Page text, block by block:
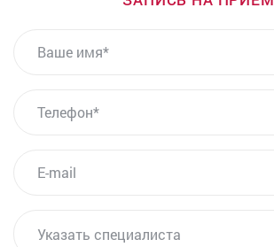
Удаление гидраденита
Хирургическое иссечение кератомы
Другие услуги
Указать специалиста